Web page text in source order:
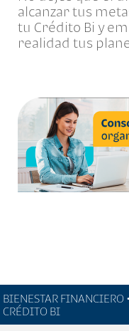
alcanzar tus
tu Crédito Bi y
realidad tus
BIENESTAR FINANCIERO •
CRÉDITO BI